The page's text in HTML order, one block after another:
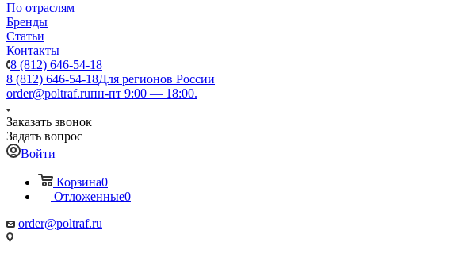
По отраслям
Бренды
Статьи
Контакты
8 (812) 646-54-18
8 (812) 646-54-18Для регионов России
order@poltraf.ruпн-пт 9:00 — 18:00.
Заказать звонок
Задать вопрос
Войти
Корзина0
Отложенные0
order@poltraf.ru